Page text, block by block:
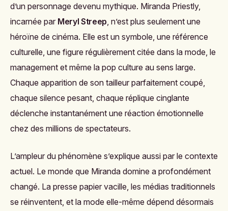
d’un personnage devenu mythique. Miranda Priestly,
incarnée par Meryl Streep , n’est plus seulement une
héroïne de cinéma. Elle est un symbole, une référence
culturelle, une figure régulièrement citée dans la mode, le
management et même la pop culture au sens large.
Chaque apparition de son tailleur parfaitement coupé,
chaque silence pesant, chaque réplique cinglante
déclenche instantanément une réaction émotionnelle
chez des millions de spectateurs.
L’ampleur du phénomène s’explique aussi par le contexte
actuel. Le monde que Miranda domine a profondément
changé. La presse papier vacille, les médias traditionnels
se réinventent, et la mode elle-même dépend désormais